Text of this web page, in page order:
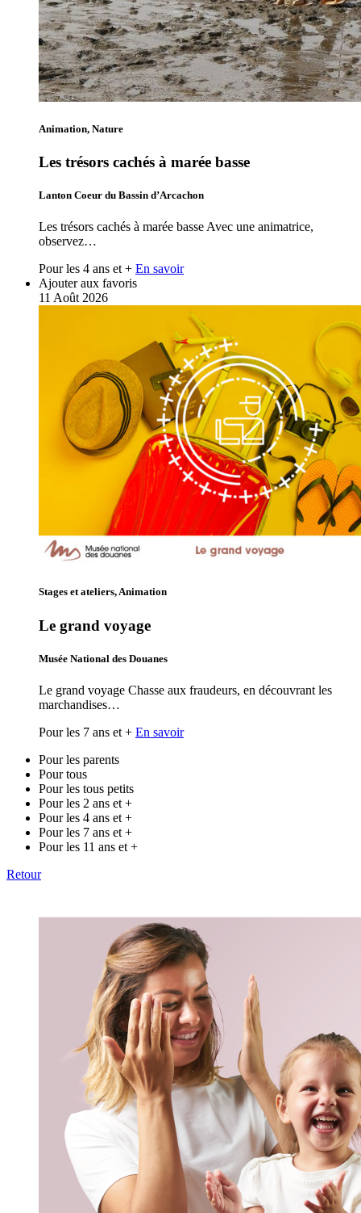
Animation, Nature
Les trésors cachés à marée basse
Lanton Coeur du Bassin d’Arcachon
Les trésors cachés à marée basse Avec une animatrice,
observez…
Pour les 4 ans et + En savoir
Ajouter aux favoris
11 Août 2026
Stages et ateliers, Animation
Le grand voyage
Musée National des Douanes
Le grand voyage Chasse aux fraudeurs, en découvrant les
marchandises…
Pour les 7 ans et + En savoir
Pour les parents
Pour tous
Pour les tous petits
Pour les 2 ans et +
Pour les 4 ans et +
Pour les 7 ans et +
Pour les 11 ans et +
Retour